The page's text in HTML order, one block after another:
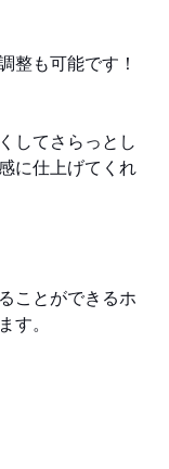
整も可能です！
してさらっとし
に仕上げてくれ
ことができるホ
す。